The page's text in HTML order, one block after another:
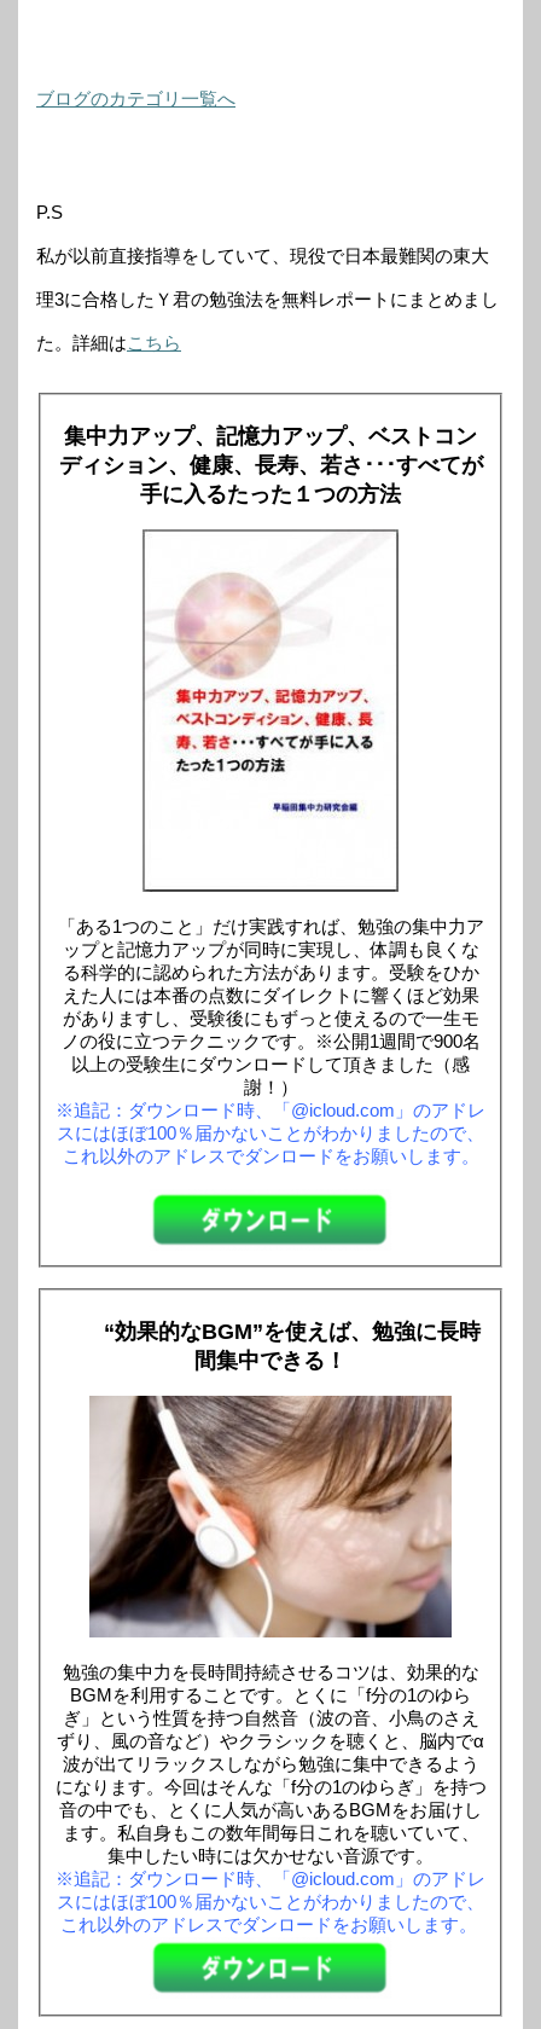
ブログのカテゴリ一覧へ
P.S
私が以前直接指導をしていて、現役で日本最難関の東大
理3に合格したＹ君の勉強法を無料レポートにまとめまし
た。詳細はこちら
集中力アップ、記憶力アップ、ベストコン
ディション、健康、長寿、若さ･･･すべてが
手に入るたった１つの方法
「ある1つのこと」だけ実践すれば、勉強の集中力ア
ップと記憶力アップが同時に実現し、体調も良くな
る科学的に認められた方法があります。受験をひか
えた人には本番の点数にダイレクトに響くほど効果
がありますし、受験後にもずっと使えるので一生モ
ノの役に立つテクニックです。※公開1週間で900名
以上の受験生にダウンロードして頂きました（感
謝！）
※追記：ダウンロード時、「@icloud.com」のアドレ
スにはほぼ100％届かないことがわかりましたので、
これ以外のアドレスでダンロードをお願いします。
“効果的なBGM”を使えば、勉強に長時
間集中できる！
勉強の集中力を長時間持続させるコツは、効果的な
BGMを利用することです。とくに「f分の1のゆら
ぎ」という性質を持つ自然音（波の音、小鳥のさえ
ずり、風の音など）やクラシックを聴くと、脳内でα
波が出てリラックスしながら勉強に集中できるよう
になります。今回はそんな「f分の1のゆらぎ」を持つ
音の中でも、とくに人気が高いあるBGMをお届けし
ます。私自身もこの数年間毎日これを聴いていて、
集中したい時には欠かせない音源です。
※追記：ダウンロード時、「@icloud.com」のアドレ
スにはほぼ100％届かないことがわかりましたので、
これ以外のアドレスでダンロードをお願いします。